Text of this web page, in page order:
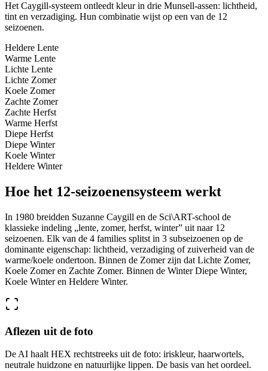
Het Caygill-systeem ontleedt kleur in drie Munsell-assen: lichtheid,
tint en verzadiging. Hun combinatie wijst op een van de 12
seizoenen.
Heldere Lente
Warme Lente
Lichte Lente
Lichte Zomer
Koele Zomer
Zachte Zomer
Zachte Herfst
Warme Herfst
Diepe Herfst
Diepe Winter
Koele Winter
Heldere Winter
Hoe het 12-seizoenensysteem werkt
In 1980 breidden Suzanne Caygill en de Sci\ART-school de
klassieke indeling „lente, zomer, herfst, winter” uit naar 12
seizoenen. Elk van de 4 families splitst in 3 subseizoenen op de
dominante eigenschap: lichtheid, verzadiging of zuiverheid van de
warme/koele ondertoon. Binnen de Zomer zijn dat Lichte Zomer,
Koele Zomer en Zachte Zomer. Binnen de Winter Diepe Winter,
Koele Winter en Heldere Winter.
Aflezen uit de foto
De AI haalt HEX rechtstreeks uit de foto: iriskleur, haarwortels,
neutrale huidzone en natuurlijke lippen. De basis van het oordeel.